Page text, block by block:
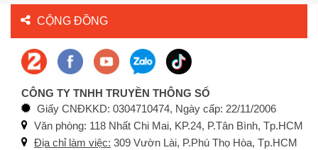
CỘNG ĐỒNG
CÔNG TY TNHH TRUYỀN THÔNG SỐ
Giấy CNĐKKD: 0304710474, Ngày cấp: 22/11/2006
Văn phòng: 118 Nhất Chi Mai, KP.24, P.Tân Bình, Tp.HCM
Địa chỉ làm việc: 309 Vườn Lài, P.Phú Thọ Hòa, Tp.HCM